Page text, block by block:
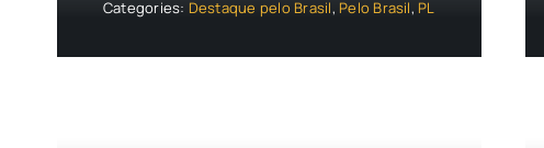
Categories: Destaque pelo Brasil, Pelo Brasil, PL